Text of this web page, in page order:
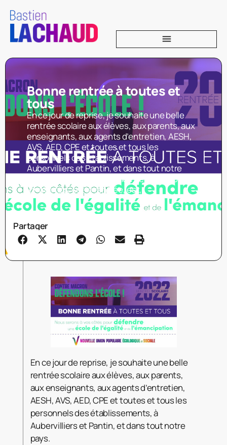
Bonne rentrée à toutes et
tous
En ce jour de reprise, je souhaite une belle
rentrée scolaire aux élèves, aux parents, aux
enseignants, aux agents d’entretien, AESH,
AVS, AED, CPE et toutes et tous les
personnels des établissements, à
Aubervilliers et Pantin, et dans tout notre
pays. Comme chaque année depuis trop
longtemps, cette rentrée, est,
Partager
En ce jour de reprise, je souhaite une belle
rentrée scolaire aux élèves, aux parents,
aux enseignants, aux agents d’entretien,
AESH, AVS, AED, CPE et toutes et tous les
personnels des établissements, à
Aubervilliers et Pantin, et dans tout notre
pays.